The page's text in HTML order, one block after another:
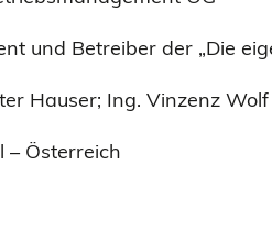
und Betreiber der „Die
Hauser; Ing. Vinzenz Wolf
– Österreich